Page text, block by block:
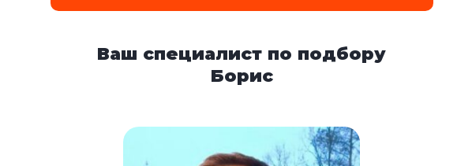
Ваш специалист по подбору
Борис